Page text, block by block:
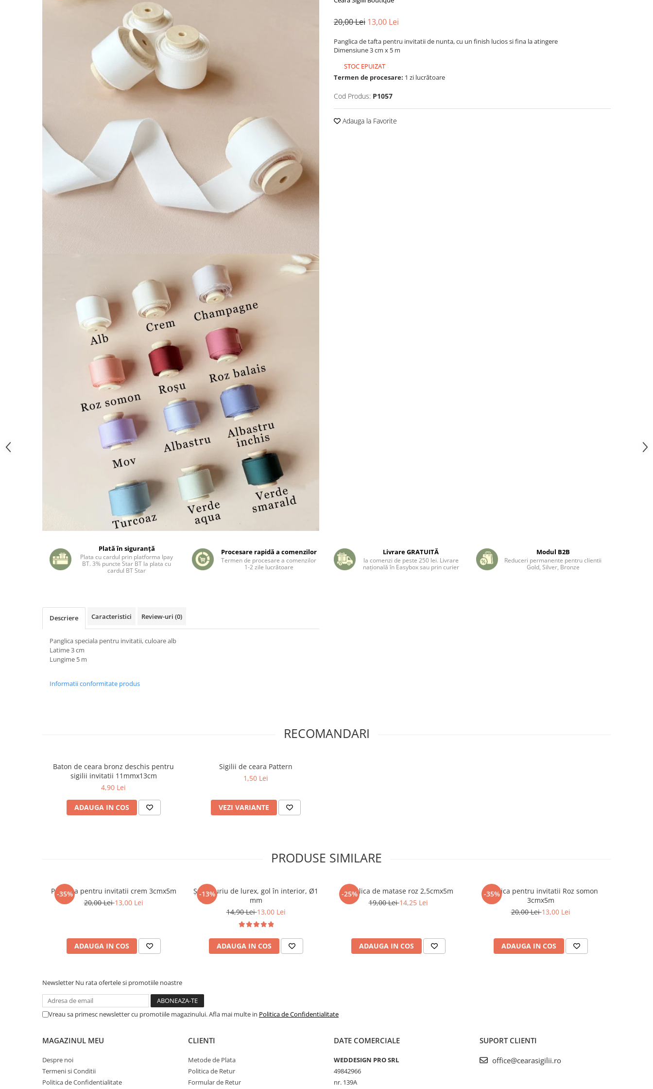
20,00 Lei 13,00 Lei
Panglica de tafta pentru invitatii de nunta, cu un finish lucios si fina la atingere
Dimensiune 3 cm x 5 m
STOC EPUIZAT
Termen de procesare: 1 zi lucrătoare
Cod Produs: P1057
Adauga la Favorite
Plată în siguranță
Plata cu cardul prin platforma Ipay
BT. 3% puncte Star BT la plata cu
cardul BT Star
Procesare rapidă a comenzilor
Termen de procesare a comenzilor
1-2 zile lucrătoare
Livrare GRATUITĂ
la comenzi de peste 250 lei. Livrare
națională în Easybox sau prin curier
Modul B2B
Reduceri permanente pentru clientii
Gold, Silver, Bronze
Descriere Caracteristici Review-uri (0)
Panglica speciala pentru invitatii, culoare alb
Latime 3 cm
Lungime 5 m
Informatii conformitate produs
RECOMANDARI
Baton de ceara bronz deschis pentru
sigilii invitatii 11mmx13cm
4,90 Lei
ADAUGA IN COS
Sigilii de ceara Pattern
1,50 Lei
VEZI VARIANTE
PRODUSE SIMILARE
-35%
Panglica pentru invitatii crem 3cmx5m
20,00 Lei13,00 Lei
ADAUGA IN COS
-13%
Şnur auriu de lurex, gol în interior, Ø1
mm
14,90 Lei13,00 Lei
ADAUGA IN COS
-25%
Panglica de matase roz 2,5cmx5m
19,00 Lei14,25 Lei
ADAUGA IN COS
-35%
Panglica pentru invitatii Roz somon
3cmx5m
20,00 Lei13,00 Lei
ADAUGA IN COS
Newsletter Nu rata ofertele si promotiile noastre
Vreau sa primesc newsletter cu promotiile magazinului. Afla mai multe in Politica de Confidentialitate
MAGAZINUL MEU
Despre noi
Termeni si Conditii
Politica de Confidentialitate
CLIENTI
Metode de Plata
Politica de Retur
Formular de Retur
DATE COMERCIALE
WEDDESIGN PRO SRL
49842966
nr. 139A
SUPORT CLIENTI
office@cearasigilii.ro